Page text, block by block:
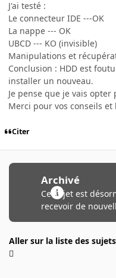
J'ai testé :
Le connecteur IDE ---OK
La nappe --- OK
UBCD --- KO (invisible)
Manipulations et
Conclusion : HDD est
installer un nouveau.
Je pense que je vais
Merci pour vos conseils
Citer
Archivé
Ce sujet est
recevoir de
Aller sur la liste des sujets